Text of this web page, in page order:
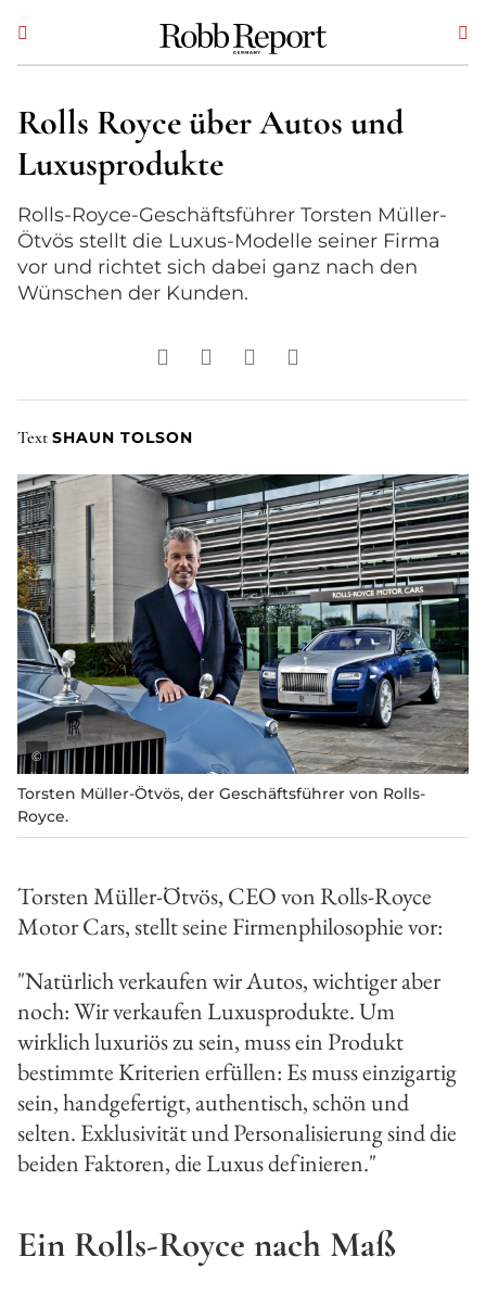
Rolls Royce über Autos und
Luxusprodukte
Rolls-Royce-Geschäftsführer Torsten Müller-
Ötvös stellt die Luxus-Modelle seiner Firma
vor und richtet sich dabei ganz nach den
Wünschen der Kunden.
Text SHAUN TOLSON
©
Torsten Müller-Ötvös, der Geschäftsführer von Rolls-
Royce.
Torsten Müller-Ötvös, CEO von Rolls-Royce
Motor Cars, stellt seine Firmenphilosophie vor:
"Natürlich verkaufen wir Autos, wichtiger aber
noch: Wir verkaufen Luxusprodukte. Um
wirklich luxuriös zu sein, muss ein Produkt
bestimmte Kriterien erfüllen: Es muss einzigartig
sein, handgefertigt, authentisch, schön und
selten. Exklusivität und Personalisierung sind die
beiden Faktoren, die Luxus definieren."
Ein Rolls-Royce nach Maß